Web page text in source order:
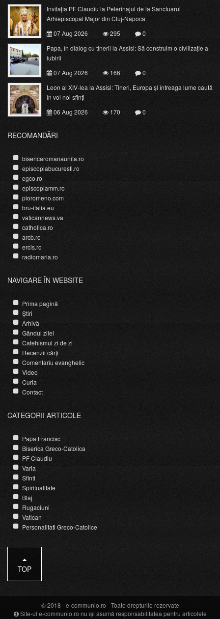
Invitația PF Claudiu la Pelerinajul de la Sanctuarul
Arhiepiscopal Major din Cluj-Napoca
07 Aug 2026
295
0
Papa, în dialog cu tinerii la Assisi: Să construim o civilizație a
iubirii
07 Aug 2026
166
0
Leon al XIV-lea la Assisi: Tineri, Europa și întreaga lume caută
în voi noi sfinți
06 Aug 2026
170 0
RECOMANDĂRI
bisericaromanaunita.ro
episcopiabucuresti.ro
egco.ro
episcopiamm.ro
pioromeno.com
bru-italia.eu
vaticannews.va
catholica.ro
arcb.ro
ercis.ro
radiomaria.ro
NAVIGARE ÎN WEBSITE
Prima pagină
Știri
Arhivă
Gândul zilei
Catehismul zi de zi
Recenzii cărți
Comentariu evanghelic
Video
Curia
Contact
CATEGORII ARTICOLE
Papa Francisc
Biserica Greco-Catolica
PF Claudiu
Varia
Sfinti
Spiritualitate
Blaj
Rugaciuni
Vatican
Personalitati Greco-Catolice
TOP
© 2018 -e-communio.ro - Toate drepturile rezervate
Site-ul e-communio.ro nu își asumă responsabilitatea pentru articolele